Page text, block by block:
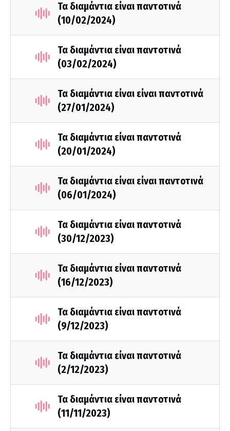
Τα διαμάντια είναι παντοτινά
(10/02/2024)
Τα διαμάντια είναι παντοτινά
(03/02/2024)
Τα διαμάντια είναι είναι παντοτινά
(27/01/2024)
Τα διαμάντια είναι παντοτινά
(20/01/2024)
Τα διαμάντια είναι είναι παντοτινά
(06/01/2024)
Τα διαμάντια είναι παντοτινά
(30/12/2023)
Τα διαμάντια είναι παντοτινά
(16/12/2023)
Τα διαμάντια είναι παντοτινά
(9/12/2023)
Τα διαμάντια είναι παντοτινά
(2/12/2023)
Τα διαμάντια είναι παντοτινά
(11/11/2023)